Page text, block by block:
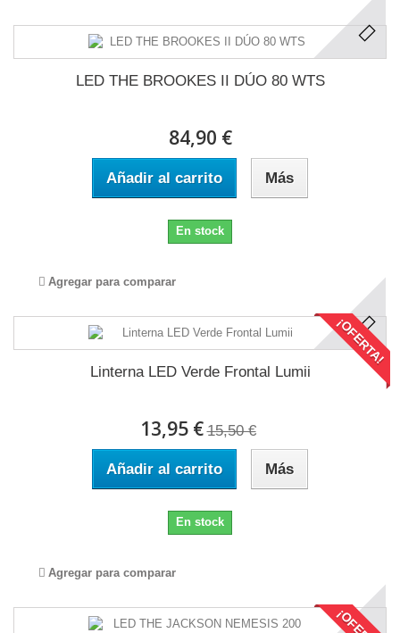
LED THE BROOKES II DÚO 80 WTS
84,90 €
Añadir al carrito Más
En stock
Agregar para comparar
¡OFERTA!
Linterna LED Verde Frontal Lumii
13,95 € 15,50 €
Añadir al carrito Más
En stock
Agregar para comparar